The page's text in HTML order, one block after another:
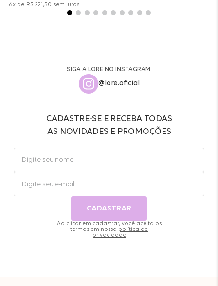
6x de R$ 221,50 sem juros
SIGA A LORE NO INSTAGRAM:
@lore.oficial
CADASTRE-SE E RECEBA TODAS
AS NOVIDADES E PROMOÇÕES
CADASTRAR
Ao clicar em cadastrar, você aceita os
termos em nossa política de
privacidade